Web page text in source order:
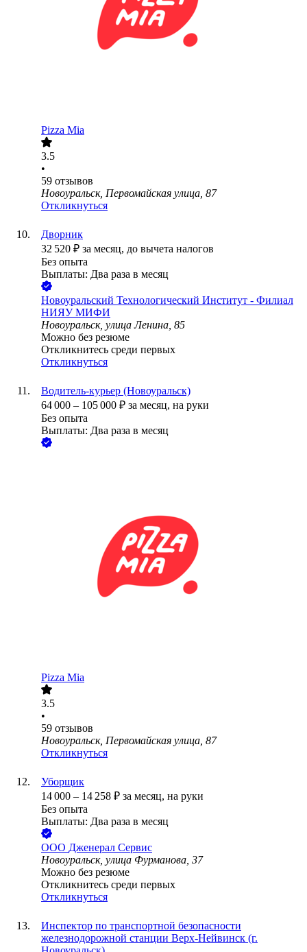
Pizza Mia
3.5
•
59 отзывов
Новоуральск, Первомайская улица, 87
Откликнуться
Дворник
32 520 ₽ за месяц, до вычета налогов
Без опыта
Выплаты: Два раза в месяц
Новоуральский Технологический Институт - Филиал
НИЯУ МИФИ
Новоуральск, улица Ленина, 85
Можно без резюме
Откликнитесь среди первых
Откликнуться
Водитель-курьер (Новоуральск)
64 000 – 105 000 ₽ за месяц, на руки
Без опыта
Выплаты: Два раза в месяц
Pizza Mia
3.5
•
59 отзывов
Новоуральск, Первомайская улица, 87
Откликнуться
Уборщик
14 000 – 14 258 ₽ за месяц, на руки
Без опыта
Выплаты: Два раза в месяц
ООО Дженерал Сервис
Новоуральск, улица Фурманова, 37
Можно без резюме
Откликнитесь среди первых
Откликнуться
Инспектор по транспортной безопасности
железнодорожной станции Верх-Нейвинск (г.